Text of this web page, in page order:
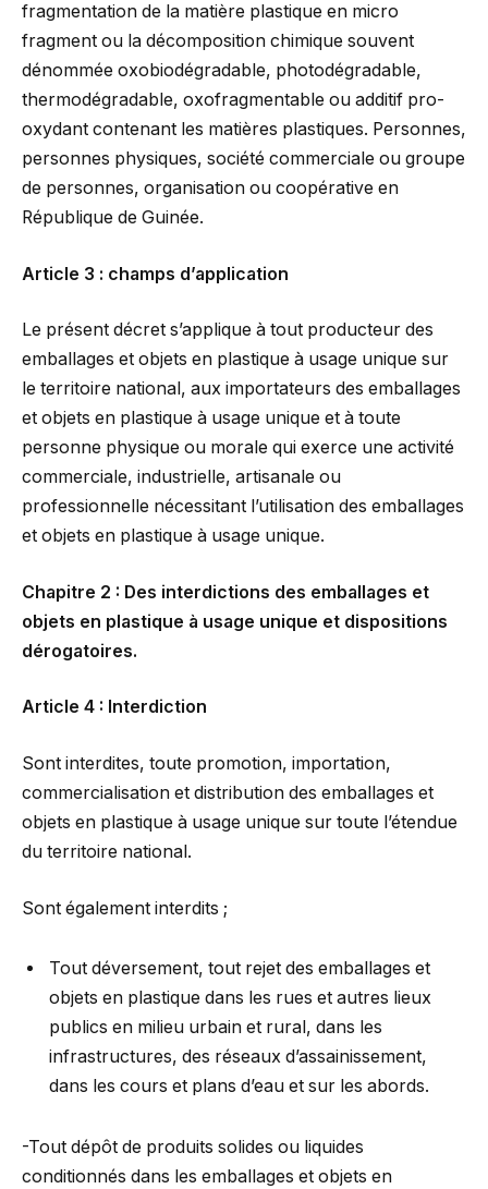
fragmentation de la matière plastique en micro
fragment ou la décomposition chimique souvent
dénommée oxobiodégradable, photodégradable,
thermodégradable, oxofragmentable ou additif pro-
oxydant contenant les matières plastiques. Personnes,
personnes physiques, société commerciale ou groupe
de personnes, organisation ou coopérative en
République de Guinée.
Article 3 : champs d’application
Le présent décret s’applique à tout producteur des
emballages et objets en plastique à usage unique sur
le territoire national, aux importateurs des emballages
et objets en plastique à usage unique et à toute
personne physique ou morale qui exerce une activité
commerciale, industrielle, artisanale ou
professionnelle nécessitant l’utilisation des emballages
et objets en plastique à usage unique.
Chapitre 2 : Des interdictions des emballages et
objets en plastique à usage unique et dispositions
dérogatoires.
Article 4 : Interdiction
Sont interdites, toute promotion, importation,
commercialisation et distribution des emballages et
objets en plastique à usage unique sur toute l’étendue
du territoire national.
Sont également interdits ;
Tout déversement, tout rejet des emballages et
objets en plastique dans les rues et autres lieux
publics en milieu urbain et rural, dans les
infrastructures, des réseaux d’assainissement,
dans les cours et plans d’eau et sur les abords.
-Tout dépôt de produits solides ou liquides
conditionnés dans les emballages et objets en